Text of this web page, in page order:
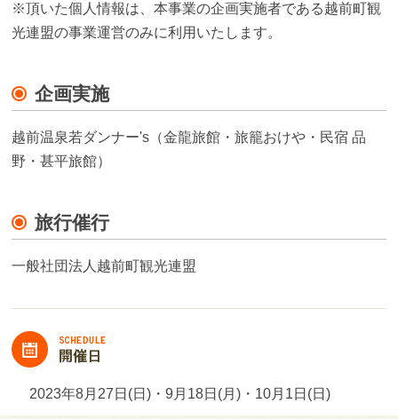
※頂いた個人情報は、本事業の企画実施者である越前町観
光連盟の事業運営のみに利用いたします。
企画実施
越前温泉若ダンナー's（金龍旅館・旅籠おけや・民宿 品
野・甚平旅館）
旅行催行
一般社団法人越前町観光連盟
2023年8月27日(日)・9月18日(月)・10月1日(日)